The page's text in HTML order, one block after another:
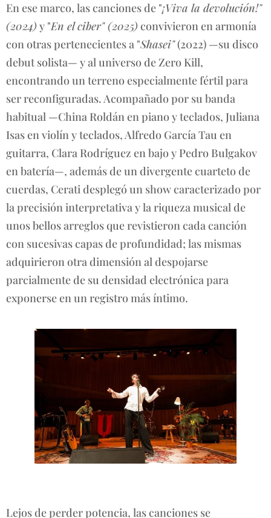
En ese marco, las canciones de "¡Viva la devolución!"
(2024)y "En el ciber" (2025)convivieron en armonía
con otras pertenecientes a "Shasei"(2022) —su disco
debut solista— y al universo de Zero Kill,
encontrando un terreno especialmente fértil para
ser reconfiguradas. Acompañado por su banda
habitual —China Roldán en piano y teclados, Juliana
Isas en violín y teclados, Alfredo García Tau en
guitarra, Clara Rodríguez en bajo y Pedro Bulgakov
en batería—, además de un divergente cuarteto de
cuerdas, Cerati desplegó un show caracterizado por
la precisión interpretativa y la riqueza musical de
unos bellos arreglos que revistieron cada canción
con sucesivas capas de profundidad; las mismas
adquirieron otra dimensión al despojarse
parcialmente de su densidad electrónica para
exponerse en un registro más íntimo.
Lejos de perder potencia, las canciones se